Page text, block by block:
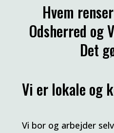
Hvem
Odsherred og
Det
Vi er lokale og
Vi bor og arbejder